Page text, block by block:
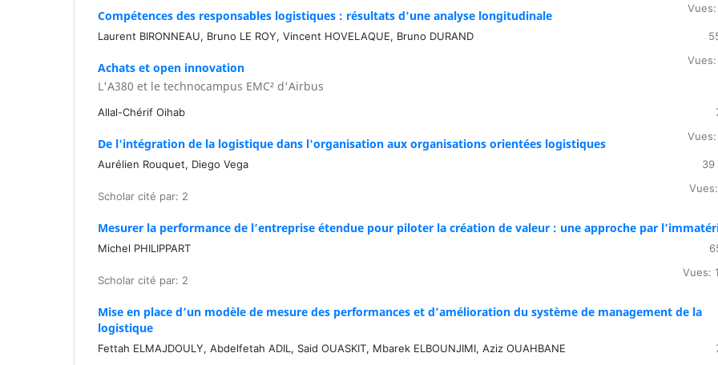
Compétences des responsables logistiques : résultats d'une analyse longitudinale
Laurent BIRONNEAU, Bruno LE ROY, Vincent HOVELAQUE, Bruno DURAND
Achats et open innovation
L'A380 et le technocampus EMC² d'Airbus
Allal-Chérif Oihab
De l'intégration de la logistique dans l'organisation aux organisations orientées logistiques
Aurélien Rouquet, Diego Vega 39
Scholar cité par: 2
Mesurer la performance de l’entreprise étendue pour piloter la création de valeur : une approche par
Michel PHILIPPART
Scholar cité par: 2
Vues:
Mise en place d’un modèle de mesure des performances et d’amélioration du système de management de la
logistique
Fettah ELMAJDOULY, Abdelfetah ADIL, Said OUASKIT, Mbarek ELBOUNJIMI, Aziz OUAHBANE